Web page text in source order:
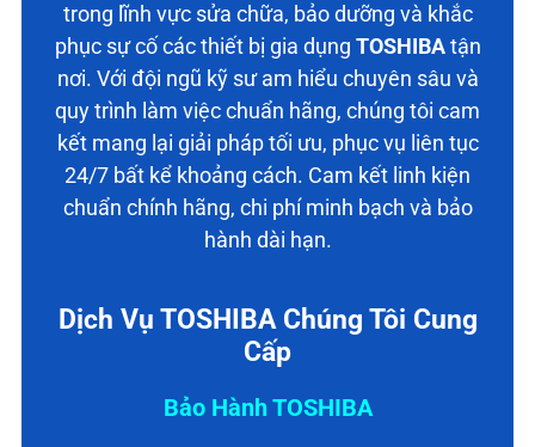
trong lĩnh vực sửa chữa, bảo dưỡng và khắc
phục sự cố các thiết bị gia dụng TOSHIBAtận
nơi. Với đội ngũ kỹ sư am hiểu chuyên sâu và
quy trình làm việc chuẩn hãng, chúng tôi cam
kết mang lại giải pháp tối ưu, phục vụ liên tục
24/7 bất kể khoảng cách. Cam kết linh kiện
chuẩn chính hãng, chi phí minh bạch và bảo
hành dài hạn.
Dịch Vụ TOSHIBA Chúng Tôi Cung
Cấp
Bảo Hành TOSHIBA